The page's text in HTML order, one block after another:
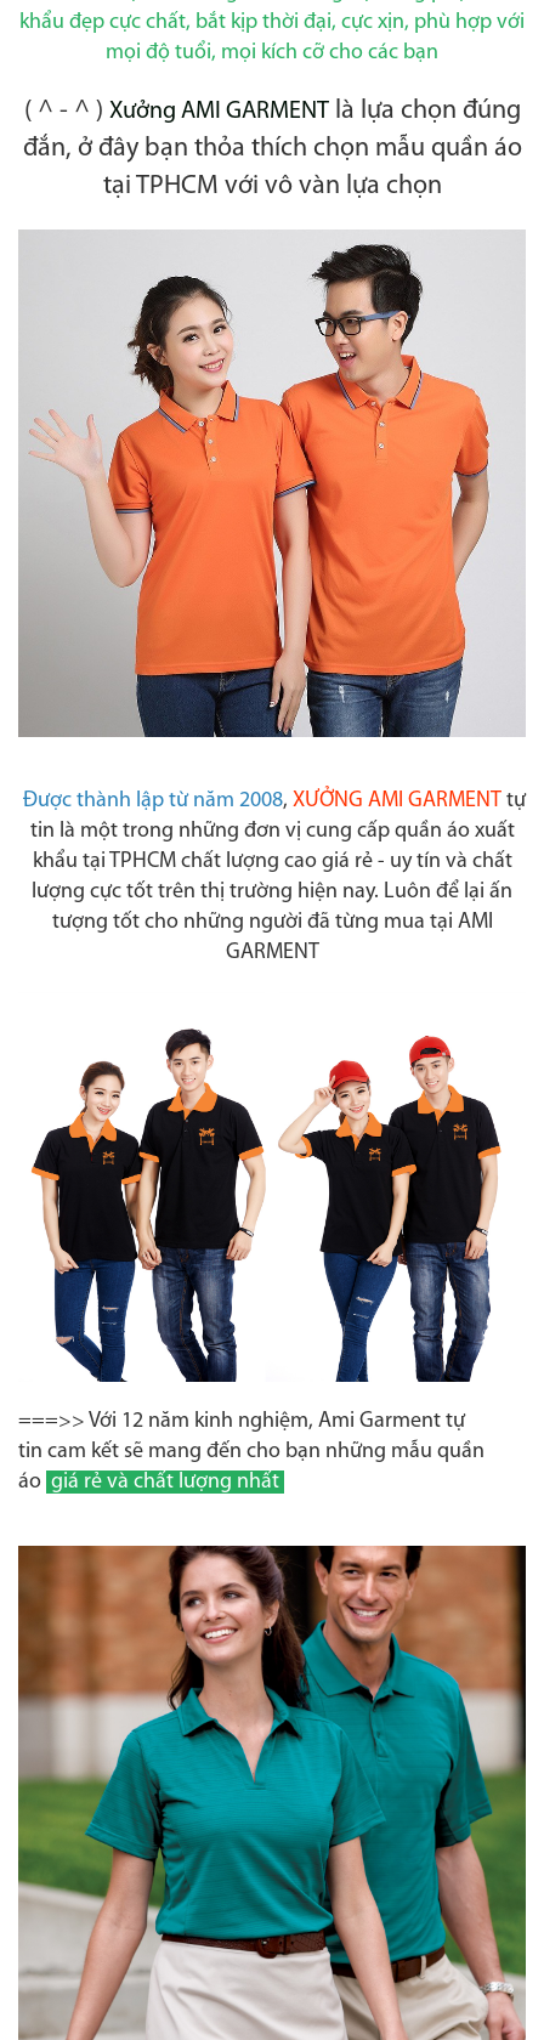
khẩu đẹp cực chất, bắt kịp thời đại, cực xịn, phù hợp với
mọi độ tuổi, mọi kích cỡ cho các bạn
( ^ - ^ ) Xưởng AMI GARMENTlà lựa chọn đúng
đắn, ở đây bạn thỏa thích chọn mẫu quần áo
tại TPHCM với vô vàn lựa chọn
Được thành lập từ năm 2008, XƯỞNG AMI GARMENT tự
tin là một trong những đơn vị cung cấp quần áo xuất
khẩu tại TPHCM chất lượng cao giá rẻ - uy tín và chất
lượng cực tốt trên thị trường hiện nay. Luôn để lại ấn
tượng tốt cho những người đã từng mua tại AMI
GARMENT
===>> Với 12 năm kinh nghiệm, Ami Garment tự
tin cam kết sẽ mang đến cho bạn những mẫu quần
áo giá rẻ và chất lượng nhất